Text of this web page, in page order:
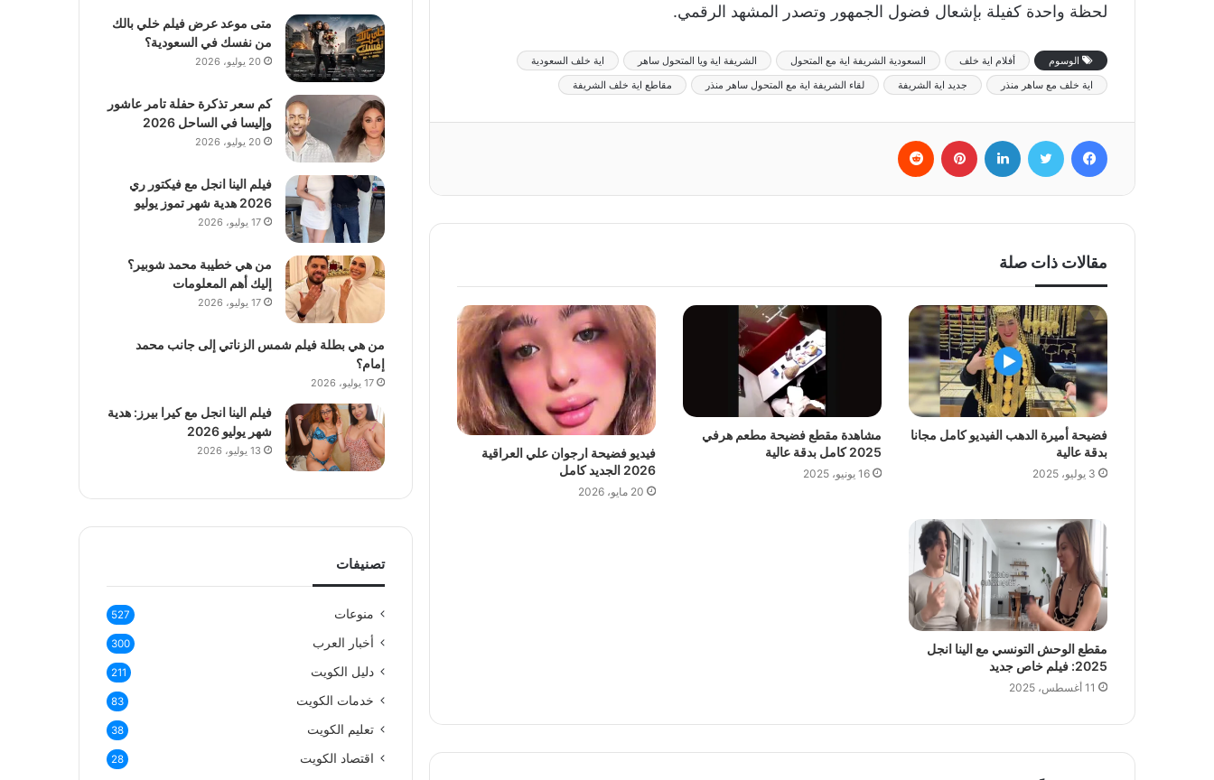
لحظة واحدة كفيلة بإشعال فضول الجمهور وتصدر المشهد الرقمي.
الوسوم أفلام اية خلف السعودية الشريفة اية مع المتحول الشريفة اية ويا المتحول ساهر
اية خلف السعودية
اية خلف مع ساهر منذر
جديد اية الشريفة لقاء الشريفة اية مع المتحول ساهر منذر مقاطع اية خلف الشريفة
مقالات ذات صلة
فضيحة أميرة الدهب الفيديو كامل مجانا
بدقة عالية
3 يوليو، 2025
مشاهدة مقطع فضيحة مطعم هرفي
2025 كامل بدقة عالية
16 يونيو، 2025
فيديو فضيحة ارجوان علي العراقية
2026 الجديد كامل
20 مايو، 2026
مقطع الوحش التونسي مع الينا انجل
2025: فيلم خاص جديد
11 أغسطس، 2025
متى موعد عرض فيلم خلي بالك
من نفسك في السعودية؟
20 يوليو، 2026
كم سعر تذكرة حفلة تامر عاشور
وإليسا في الساحل 2026
20 يوليو، 2026
فيلم الينا انجل مع فيكتور ري
2026 هدية شهر تموز يوليو
17 يوليو، 2026
من هي خطيبة محمد شوبير؟
إليك أهم المعلومات
17 يوليو، 2026
من هي بطلة فيلم شمس الزناتي إلى جانب محمد
إمام؟
17 يوليو، 2026
فيلم الينا انجل مع كيرا بيرز: هدية
شهر يوليو 2026
13 يوليو، 2026
تصنيفات
منوعات 527
أخبار العرب 300
دليل الكويت 211
خدمات الكويت 83
تعليم الكويت 38
اقتصاد الكويت 28